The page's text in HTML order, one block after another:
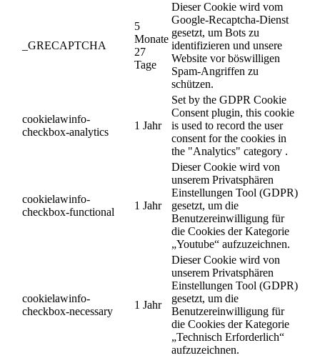
_GRECAPTCHA
5
Monate
27
Tage
Dieser Cookie wird vom
Google-Recaptcha-Dienst
gesetzt, um Bots zu
identifizieren und unsere
Website vor böswilligen
Spam-Angriffen zu
schützen.
cookielawinfo-
checkbox-analytics
1 Jahr
Set by the GDPR Cookie
Consent plugin, this cookie
is used to record the user
consent for the cookies in
the "Analytics" category .
cookielawinfo-
checkbox-functional
1 Jahr
Dieser Cookie wird von
unserem Privatsphären
Einstellungen Tool (GDPR)
gesetzt, um die
Benutzereinwilligung für
die Cookies der Kategorie
„Youtube“ aufzuzeichnen.
cookielawinfo-
checkbox-necessary
1 Jahr
Dieser Cookie wird von
unserem Privatsphären
Einstellungen Tool (GDPR)
gesetzt, um die
Benutzereinwilligung für
die Cookies der Kategorie
„Technisch Erforderlich“
aufzuzeichnen.